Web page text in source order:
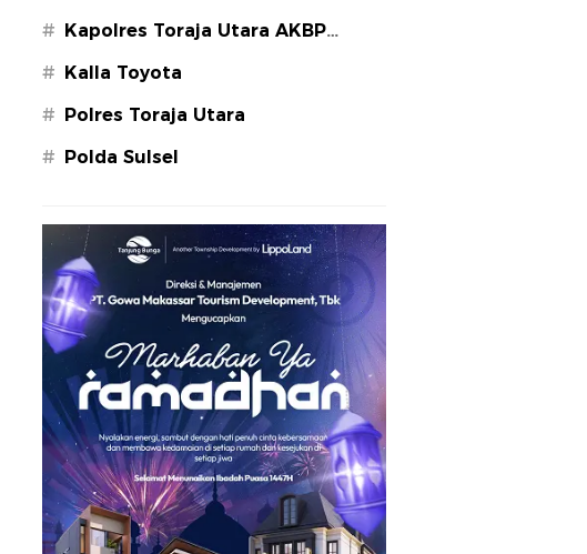
# Kapolres Toraja Utara AKBP
M.Si
# Kalla Toyota
# Polres Toraja Utara
# Polda Sulsel